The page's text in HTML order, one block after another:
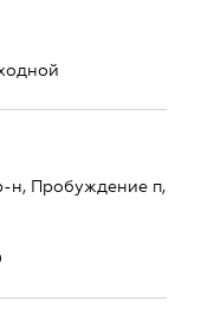
н, Пробуждение п,